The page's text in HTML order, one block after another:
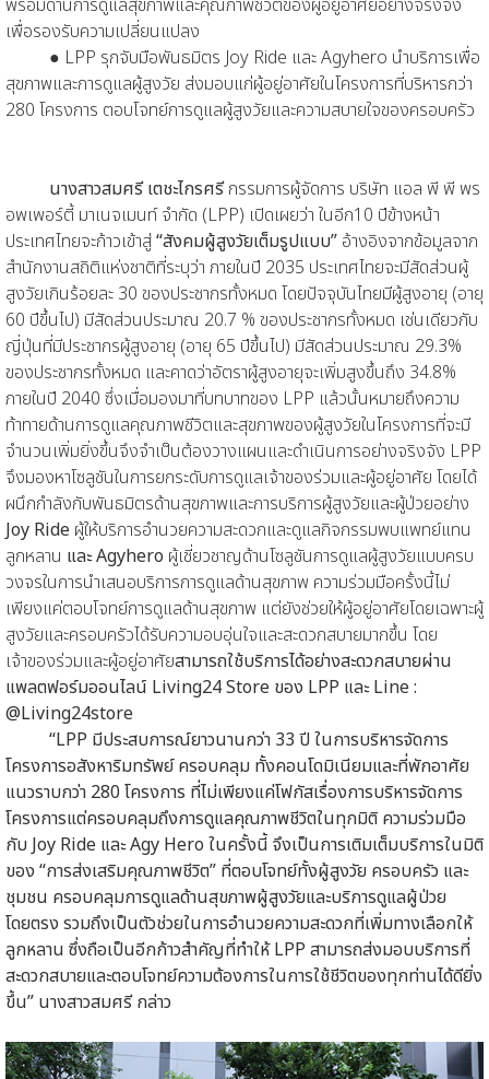
เพื่อรองรับความเปลี่ยนแปลง
● LPP รุกจับมือพันธมิตร Joy Ride และ Agyhero นำบริการเพื่อ
สุขภาพและการดูแลผู้สูงวัย ส่งมอบแก่ผู้อยู่อาศัยในโครงการที่บริหารกว่า
280 โครงการ ตอบโจทย์การดูแลผู้สูงวัยและความสบายใจของครอบครัว
นางสาวสมศรี เตชะไกรศรีกรรมการผู้จัดการ บริษัท แอล พี พี พร
อพเพอร์ตี้ มาเนจเมนท์ จำกัด (LPP) เปิดเผยว่า ในอีก10 ปีข้างหน้า
ประเทศไทยจะก้าวเข้าสู่“สังคมผู้สูงวัยเต็มรูปแบบ” อ้างอิงจากข้อมูลจาก
สำนักงานสถิติแห่งชาติที่ระบุว่า ภายในปี 2035 ประเทศไทยจะมีสัดส่วนผู้
สูงวัยเกินร้อยละ 30 ของประชากรทั้งหมด โดยปัจจุบันไทยมีผู้สูงอายุ (อายุ
60 ปีขึ้นไป) มีสัดส่วนประมาณ 20.7 % ของประชากรทั้งหมด เช่นเดียวกับ
ญี่ปุ่นที่มีประชากรผู้สูงอายุ (อายุ 65 ปีขึ้นไป) มีสัดส่วนประมาณ 29.3%
ของประชากรทั้งหมด และคาดว่าอัตราผู้สูงอายุจะเพิ่มสูงขึ้นถึง 34.8%
ภายในปี 2040 ซึ่งเมื่อมองมาที่บทบาทของ LPP แล้วนั้นหมายถึงความ
ท้าทายด้านการดูแลคุณภาพชีวิตและสุขภาพของผู้สูงวัยในโครงการที่จะมี
จำนวนเพิ่มยิ่งขึ้นจึงจำเป็นต้องวางแผนและดำเนินการอย่างจริงจัง LPP
จึงมองหาโซลูชันในการยกระดับการดูแลเจ้าของร่วมและผู้อยู่อาศัย โดยได้
ผนึกกำลังกับพันธมิตรด้านสุขภาพและการบริการผู้สูงวัยและผู้ป่วยอย่าง
Joy Ride ผู้ให้บริการอำนวยความสะดวกและดูแลกิจกรรมพบแพทย์แทน
ลูกหลาน และ Agyhero ผู้เชี่ยวชาญด้านโซลูชันการดูแลผู้สูงวัยแบบครบ
วงจรในการนำเสนอบริการการดูแลด้านสุขภาพ ความร่วมมือครั้งนี้ไม่
เพียงแค่ตอบโจทย์การดูแลด้านสุขภาพ แต่ยังช่วยให้ผู้อยู่อาศัยโดยเฉพาะผู้
สูงวัยและครอบครัวได้รับความอบอุ่นใจและสะดวกสบายมากขึ้น โดย
เจ้าของร่วมและผู้อยู่อาศัยสามารถใช้บริการได้อย่างสะดวกสบายผ่าน
แพลตฟอร์มออนไลน์ Living24 Store ของ LPP และ Line :
@Living24store
“LPP มีประสบการณ์ยาวนานกว่า 33 ปี ในการบริหารจัดการ
โครงการอสังหาริมทรัพย์ ครอบคลุม ทั้งคอนโดมิเนียมและที่พักอาศัย
แนวราบกว่า 280 โครงการ ที่ไม่เพียงแค่โฟกัสเรื่องการบริหารจัดการ
โครงการแต่ครอบคลุมถึงการดูแลคุณภาพชีวิตในทุกมิติ ความร่วมมือ
กับ Joy Ride และ Agy Hero ในครั้งนี้ จึงเป็นการเติมเต็มบริการในมิติ
ของ “การส่งเสริมคุณภาพชีวิต” ที่ตอบโจทย์ทั้งผู้สูงวัย ครอบครัว และ
ชุมชน ครอบคลุมการดูแลด้านสุขภาพผู้สูงวัยและบริการดูแลผู้ป่วย
โดยตรง รวมถึงเป็นตัวช่วยในการอำนวยความสะดวกที่เพิ่มทางเลือกให้
ลูกหลาน ซึ่งถือเป็นอีกก้าวสำคัญที่ทำให้ LPP สามารถส่งมอบบริการที่
สะดวกสบายและตอบโจทย์ความต้องการในการใช้ชีวิตของทุกท่านได้ดียิ่ง
ขึ้น” นางสาวสมศรี กล่าว